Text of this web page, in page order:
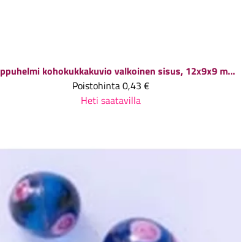
Lamppuhelmi kohokukkakuvio valkoinen sisus, 12x9x9 mm, 1 kpl
Poistohinta0,43 €
Heti saatavilla